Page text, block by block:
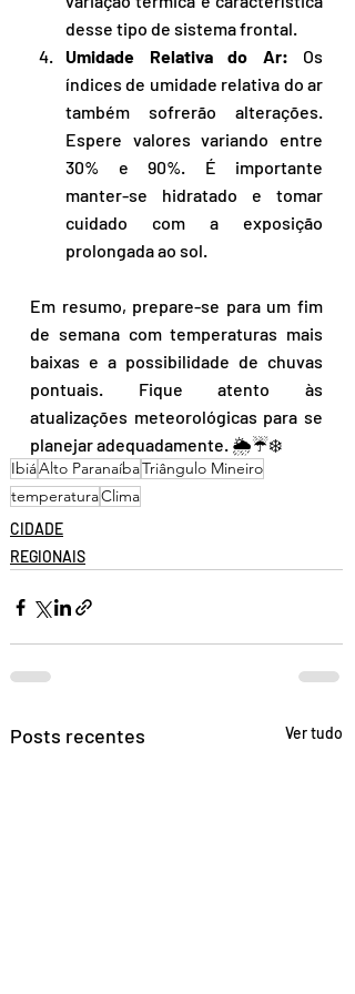
desse tipo de sistema frontal.
Umidade Relativa do Ar: Os
índices de umidade relativa do ar
também sofrerão alterações.
Espere valores variando entre
30% e 90%. É importante
manter-se hidratado e tomar
cuidado com a exposição
prolongada ao sol.
Em resumo, prepare-se para um fim
de semana com temperaturas mais
baixas e a possibilidade de chuvas
pontuais. Fique atento às
atualizações meteorológicas para se
planejar adequadamente. 🌦️☔❄️
IbiáAlto ParanaíbaTriângulo Mineiro
temperaturaClima
CIDADE
REGIONAIS
Posts recentes Ver tudo